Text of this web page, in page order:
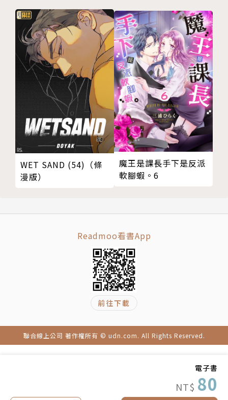
電子書
NT$ 80
WET SAND (54)（條
漫版）
魔王是課長手下是反派
軟腳蝦。6
Readmoo看書App
前往下載
聯合線上公司 著作權所有 © udn.com. All Rights Reserved.